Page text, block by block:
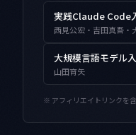
実践Claude Code
西見公宏・吉田真吾・
大規模言語モデル
山田育矢
※ アフィリエイトリンクを